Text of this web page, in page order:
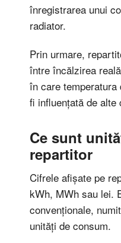
înregistrarea unui
radiator.
Prin urmare,
între încălzirea
în care temperatura
fi influențată de alte
Ce sunt
repartitor
Cifrele afișate pe
kWh, MWh sau lei.
convenționale,
unități de consum.